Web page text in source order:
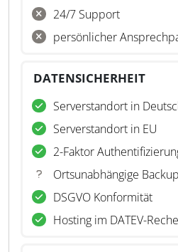
24/7 Support
persönlicher
DATENSICHERHEIT
Serverstandort in
Serverstandort in EU
2-Faktor
Ortsunabhängige
DSGVO Konformität
Hosting im DATEV-